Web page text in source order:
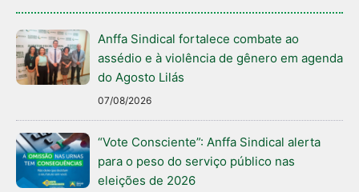
Anffa Sindical fortalece combate ao
assédio e à violência de gênero em agenda
do Agosto Lilás
07/08/2026
“Vote Consciente”: Anffa Sindical alerta
para o peso do serviço público nas
eleições de 2026